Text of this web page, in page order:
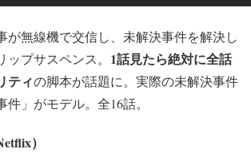
が無線機で交信し、未解決事件を解決し
プサスペンス。 1話見たら絶対に全話
ティの脚本が話題に。実際の未解決事件
件」がモデル。全16話。
）